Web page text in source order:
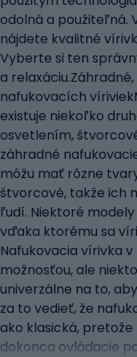
odolná a použiteľná.
nájdete kvalitné
Vyberte si ten
a
nafukovacích
existuje niekoľko
osvetlením,
záhradné
môžu mať rôzne
štvorcové, takže ich
ľudí. Niektoré
vďaka ktorému sa
Nafukovacia vírivka
možnosťou, ale
univerzálne na to,
za to vedieť, že
ako klasická,
dokonca ovládacie